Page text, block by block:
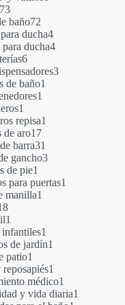
7373
productos
baño7272
productos
ducha44
productos
para ducha44
66
productos
33
de baño1
1
1
producto
repisa1
de aro1717
productos
barra31
productos
gancho33
de pie1
producto
para puertas1
manilla1
18
productos
1
producto
infantiles1
producto
de jardín1
patio1
producto
1
producto
médico1
producto
y vida diaria1